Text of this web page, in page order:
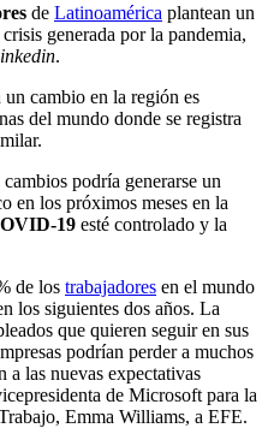
de Latinoamérica plantean un
generada por la pandemia,
.
un cambio en la región es
del mundo donde se registra
podría generarse un
en los próximos meses en la
19 esté controlado y la
de los trabajadores en el mundo
los siguientes dos años. La
que quieren seguir en sus
podrían perder a muchos
a las nuevas expectativas
de Microsoft para la
Emma Williams, a EFE.